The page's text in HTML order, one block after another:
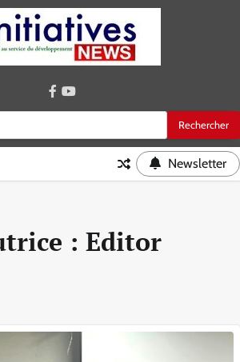
facebook
youtube
Newsletter
: Editor